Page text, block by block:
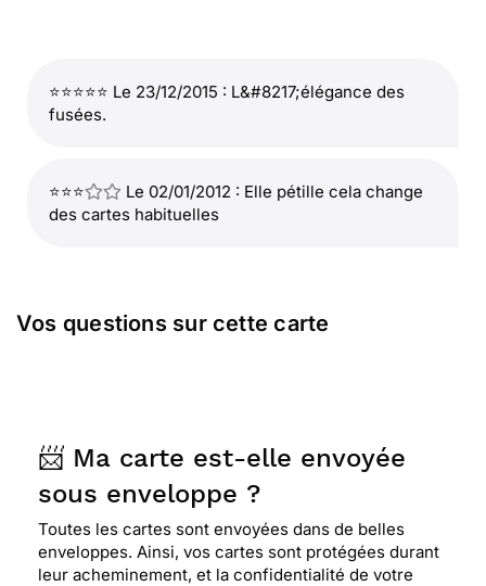
⭐⭐⭐⭐⭐ Le 23/12/2015 : L&#8217;élégance des
fusées.
⭐⭐⭐
Le 02/01/2012 : Elle pétille cela change
des cartes habituelles
Vos questions sur cette carte
📨 Ma carte est-elle envoyée
sous enveloppe ?
Toutes les cartes sont envoyées dans de belles
enveloppes. Ainsi, vos cartes sont protégées durant
leur acheminement, et la confidentialité de votre